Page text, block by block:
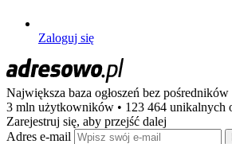
Zaloguj się
Największa baza ogłoszeń bez pośredników
3 mln użytkowników • 123 464 unikalnych
Zarejestruj się, aby przejść dalej
Adres e-mail